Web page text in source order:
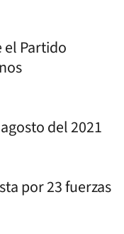
el Partido
del 2021
por 23 fuerzas